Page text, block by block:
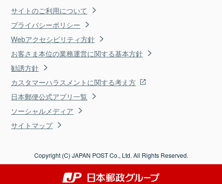
サイトのご利用について
プライバシーポリシー
Webアクセシビリティ方針
お客さま本位の業務運営に関する基本方針
勧誘方針
カスタマーハラスメントに関する考え方
日本郵便公式アプリ一覧
ソーシャルメディア
サイトマップ
Copyright (C) JAPAN POST Co., Ltd. All Rights Reserved.